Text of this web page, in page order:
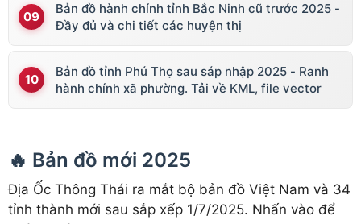
Bản đồ hành chính tỉnh Bắc Ninh cũ trước 2025 -
Đầy đủ và chi tiết các huyện thị
Bản đồ tỉnh Phú Thọ sau sáp nhập 2025 - Ranh
hành chính xã phường. Tải về KML, file vector
🔥 Bản đồ mới 2025
Địa Ốc Thông Thái ra mắt bộ bản đồ Việt Nam và 34
tỉnh thành mới sau sắp xếp 1/7/2025. Nhấn vào để